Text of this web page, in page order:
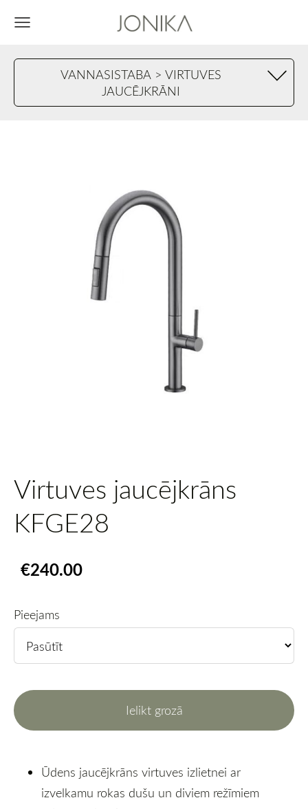
VANNASISTABA > VIRTUVES
JAUCĒJKRĀNI
Virtuves jaucējkrāns
KFGE28
€240.00
Pieejams
Ielikt grozā
Ūdens jaucējkrāns virtuves izlietnei ar
izvelkamu rokas dušu un diviem režīmiem